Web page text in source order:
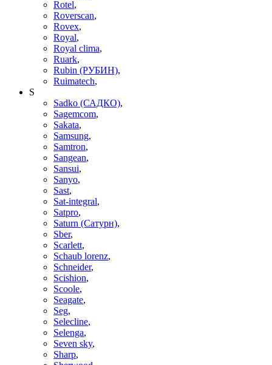
Rotel,
Roverscan,
Rovex,
Royal,
Royal clima,
Ruark,
Rubin (РУБИН),
Ruimatech,
S
Sadko (САДКО),
Sagemcom,
Sakata,
Samsung,
Samtron,
Sangean,
Sansui,
Sanyo,
Sast,
Sat-integral,
Satpro,
Saturn (Сатурн),
Sber,
Scarlett,
Schaub lorenz,
Schneider,
Scishion,
Scoole,
Seagate,
Seg,
Selecline,
Selenga,
Seven sky,
Sharp,